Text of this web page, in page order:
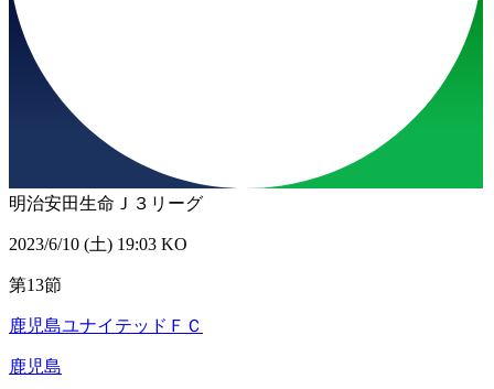
明治安田生命Ｊ３リーグ
2023/6/10 (土) 19:03 KO
第13節
鹿児島ユナイテッドＦＣ
鹿児島